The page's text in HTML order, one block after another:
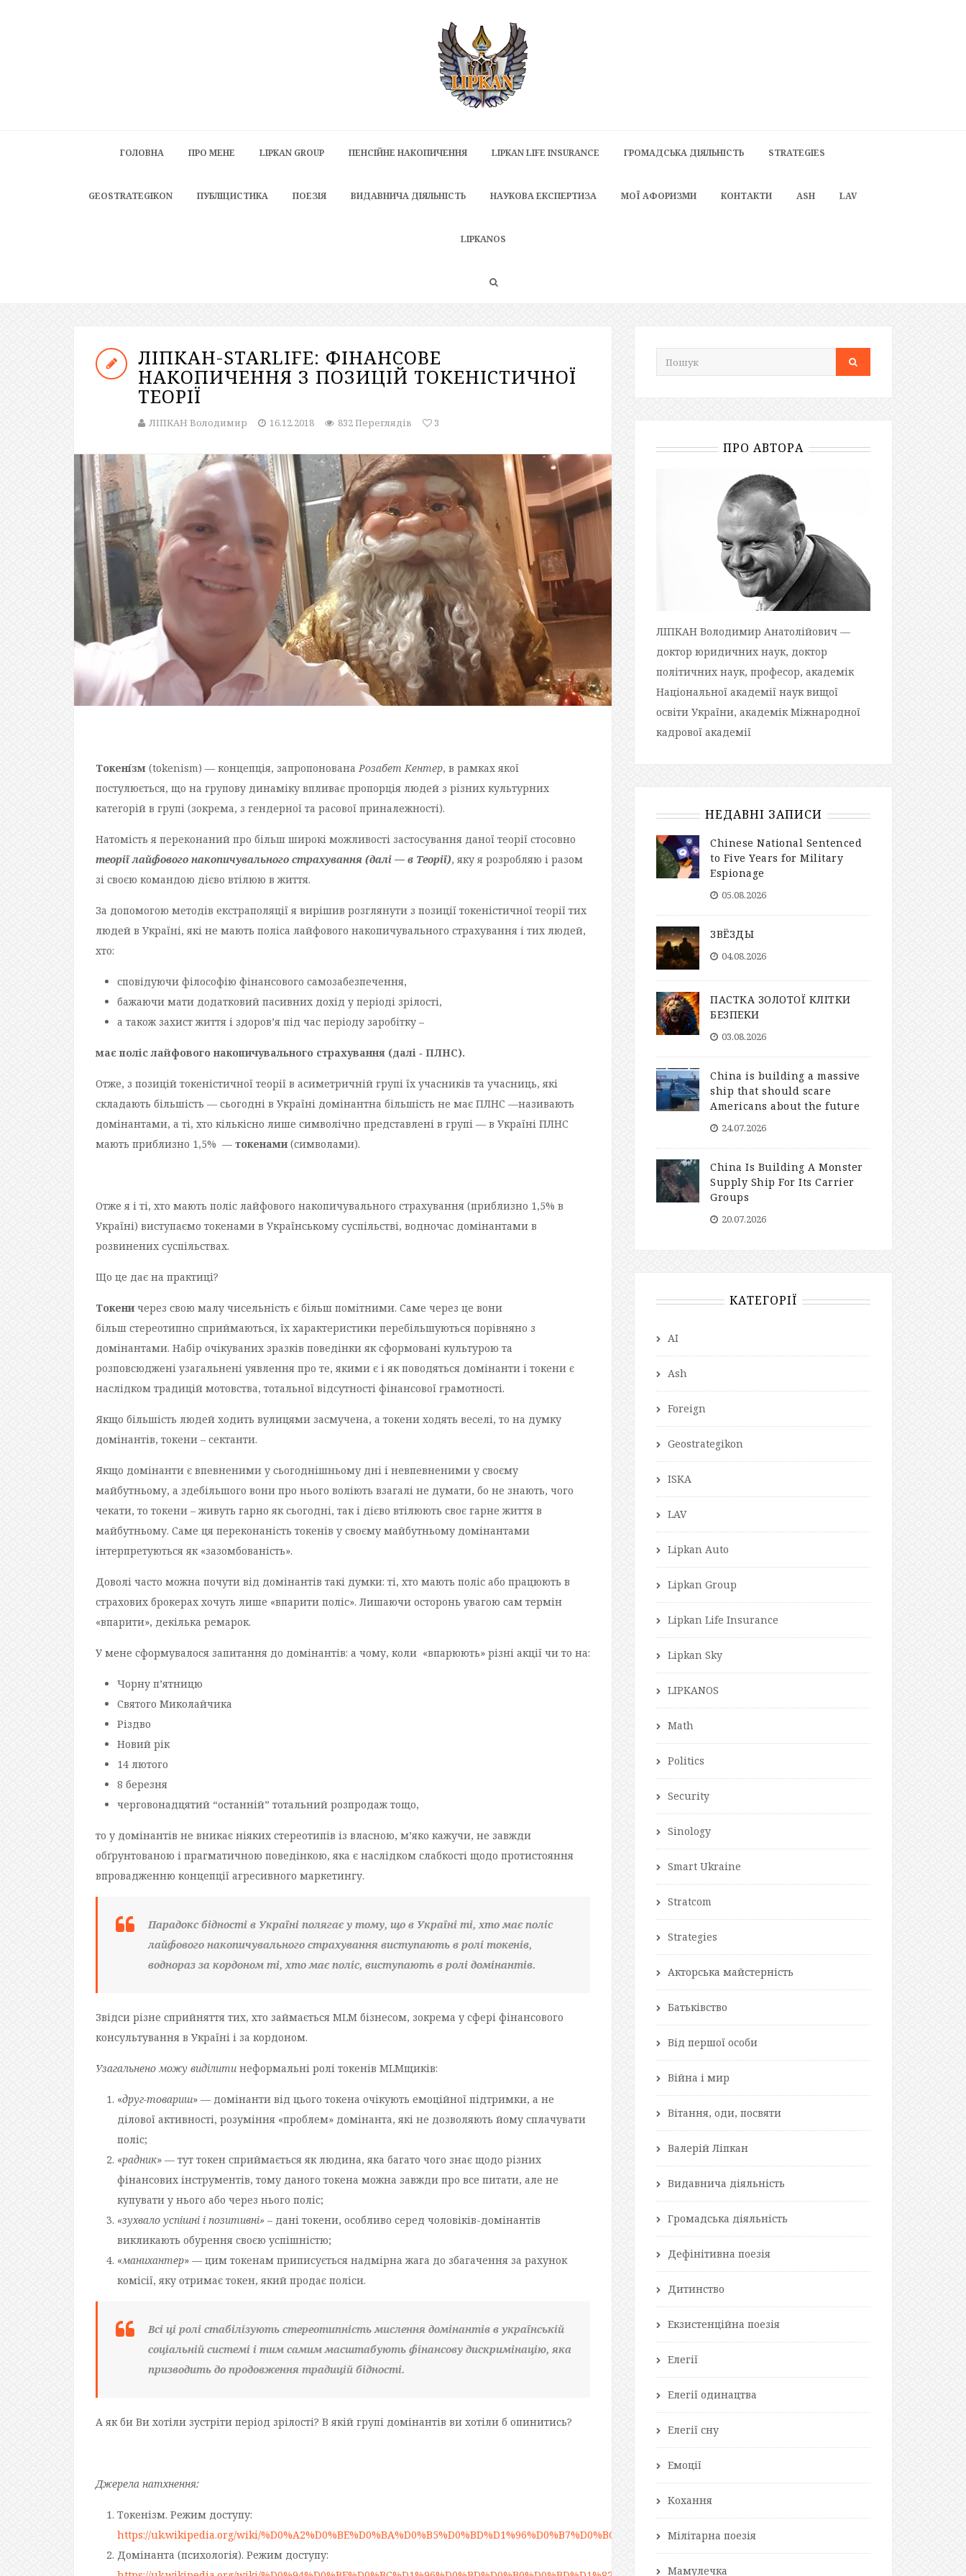
ГОЛОВНА ПРО МЕНЕ LIPKAN GROUP ПЕНСІЙНЕ НАКОПИЧЕННЯ LIPKAN LIFE INSURANCE ГРОМАДСЬКА ДІЯЛЬНІСТЬ STRATEGIES
GEOSTRATEGIKON ПУБЛІЦИСТИКА ПОЕЗІЯ ВИДАВНИЧА ДІЯЛЬНІСТЬ НАУКОВА ЕКСПЕРТИЗА МОЇ АФОРИЗМИ КОНТАКТИ ASH LAV
LIPKANOS
ЛІПКАН-STARLIFE: ФІНАНСОВЕ
НАКОПИЧЕННЯ З ПОЗИЦІЙ ТОКЕНІСТИЧНОЇ
ТЕОРІЇ
ЛІПКАН Володимир 16.12.2018 832 Переглядів 3
Токені́зм (tokenism) — концепція, запропонованаРозабет Кентер, в рамках якої
постулюється, що на групову динаміку впливає пропорція людей з різних культурних
категорій в групі (зокрема, з гендерної та расової приналежності).
Натомість я переконаний про більш широкі можливості застосування даної теорії стосовно
теорії лайфового накопичувального страхування (далі — в Теорії), яку я розробляю і разом
зі своєю командою дієво втілюю в життя.
За допомогою методів екстраполяції я вирішив розглянути з позиції токеністичної теорії тих
людей в Україні, які не мають поліса лайфового накопичувального страхування і тих людей,
хто:
сповідуючи філософію фінансового самозабезпечення,
бажаючи мати додатковий пасивних дохід у періоді зрілості,
а також захист життя і здоров’я під час періоду заробітку –
має поліс лайфового накопичувального страхування (далі ‑ ПЛНС).
Отже, з позицій токеністичної теорії в асиметричній групі їх учасників та учасниць, які
складають більшість — сьогодні в Україні домінантна більшість не має ПЛНС —називають
домінантами, а ті, хто кількісно лише символічно представлені в групі — в Україні ПЛНС
мають приблизно 1,5% — токенами (символами).
Отже я і ті, хто мають поліс лайфового накопичувального страхування (приблизно 1,5% в
Україні) виступаємо токенами в Українському суспільстві, водночас домінантами в
розвинених суспільствах.
Що це дає на практиці?
Токени через свою малу чисельність є більш помітними. Саме через це вони
більш стереотипно сприймаються, їх характеристики перебільшуються порівняно з
домінантами. Набір очікуваних зразків поведінки як сформовані культурою та
розповсюджені узагальнені уявлення про те, якими є і як поводяться домінанти і токени є
наслідком традицій мотовства, тотальної відсутності фінансової грамотності.
Якщо більшість людей ходить вулицями засмучена, а токени ходять веселі, то на думку
домінантів, токени – сектанти.
Якщо домінанти є впевненими у сьогоднішньому дні і невпевненими у своєму
майбутньому, а здебільшого вони про нього воліють взагалі не думати, бо не знають, чого
чекати, то токени – живуть гарно як сьогодні, так і дієво втілюють своє гарне життя в
майбутньому. Саме ця переконаність токенів у своєму майбутньому домінантами
інтерпретуються як «зазомбованість».
Доволі часто можна почути від домінантів такі думки: ті, хто мають поліс або працюють в
страхових брокерах хочуть лише «впарити поліс». Лишаючи осторонь увагою сам термін
«впарити», декілька ремарок.
У мене сформувалося запитання до домінантів: а чому, коли «впарюють» різні акції чи то на:
Чорну п’ятницю
Святого Миколайчика
Різдво
Новий рік
14 лютого
8 березня
черговонадцятий “останній” тотальний розпродаж тощо,
то у домінантів не вникає ніяких стереотипів із власною, м’яко кажучи, не завжди
обґрунтованою і прагматичною поведінкою, яка є наслідком слабкості щодо протистояння
впровадженню концепції агресивного маркетингу.
Парадокс бідності в Україні полягає у тому, що в Україні ті, хто має поліс
лайфового накопичувального страхування виступають в ролі токенів,
воднораз за кордоном ті, хто має поліс, виступають в ролі домінантів.
Звідси різне сприйняття тих, хто займається MLM бізнесом, зокрема у сфері фінансового
консультування в Україні і за кордоном.
Узагальнено можу виділити неформальні ролі токенів MLMщиків:
«друг-товариш» — домінанти від цього токена очікують емоційної підтримки, а не
ділової активності, розуміння «проблем» домінанта, які не дозволяють йому сплачувати
поліс;
«радник» — тут токен сприймається як людина, яка багато чого знає щодо різних
фінансових інструментів, тому даного токена можна завжди про все питати, але не
купувати у нього або через нього поліс;
«зухвало успішні і позитивні» – дані токени, особливо серед чоловіків-домінантів
викликають обурення своєю успішністю;
«манихантер» — цим токенам приписується надмірна жага до збагачення за рахунок
комісії, яку отримає токен, який продає поліси.
Всі ці ролі стабілізують стереотипність мислення домінантів в українській
соціальній системі і тим самим масштабують фінансову дискримінацію, яка
призводить до продовження традицій бідності.
А як би Ви хотіли зустріти період зрілості? В якій групі домінантів ви хотіли б опинитись?
Джерела натхнення:
Токенізм. Режим доступу:
https://uk.wikipedia.org/wiki/%D0%A2%D0%BE%D0%BA%D0%B5%D0%BD%D1%96%D0%B7%D0%BC
Домінанта (психологія). Режим доступу:
ПРО АВТОРА
ЛІПКАН Володимир Анатолійович —
доктор юридичних наук, доктор
політичних наук, професор, академік
Національної академії наук вищої
освіти України, академік Міжнародної
кадрової академії
НЕДАВНІ ЗАПИСИ
Chinese National Sentenced
to Five Years for Military
Espionage
05.08.2026
ЗВЁЗДЫ
04.08.2026
ПАСТКА ЗОЛОТОЇ КЛІТКИ
БЕЗПЕКИ
03.08.2026
China is building a massive
ship that should scare
Americans about the future
24.07.2026
China Is Building A Monster
Supply Ship For Its Carrier
Groups
20.07.2026
КАТЕГОРІЇ
AI
Ash
Foreign
Geostrategikon
ISKA
LAV
Lipkan Auto
Lipkan Group
Lipkan Life Insurance
Lipkan Sky
LIPKANOS
Math
Politics
Security
Sinology
Smart Ukraine
Stratcom
Strategies
Акторська майстерність
Батьківство
Від першої особи
Війна і мир
Вітання, оди, посвяти
Валерій Ліпкан
Видавнича діяльність
Громадська діяльність
Дефінітивна поезія
Дитинство
Екзистенційна поезія
Елегії
Елегії одинацтва
Елегії сну
Емоції
Кохання
Мілітарна поезія
Мамулечка